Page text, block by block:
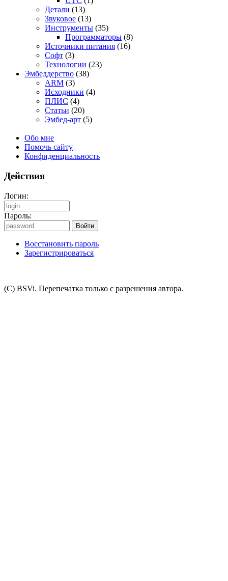
Детали (13)
Звуковое (13)
Инструменты (35)
Программаторы (8)
Источники питания (16)
Софт (3)
Технологии (23)
Эмбеддерство (38)
ARM (3)
Исходники (4)
ПЛИС (4)
Статьи (20)
Эмбед-арт (5)
Обо мне
Помочь сайту
Конфиденциальность
Действия
Логин:
Пароль:
Восстановить пароль
Зарегистрироваться
(C) BSVi. Перепечатка только с разрешения автора.